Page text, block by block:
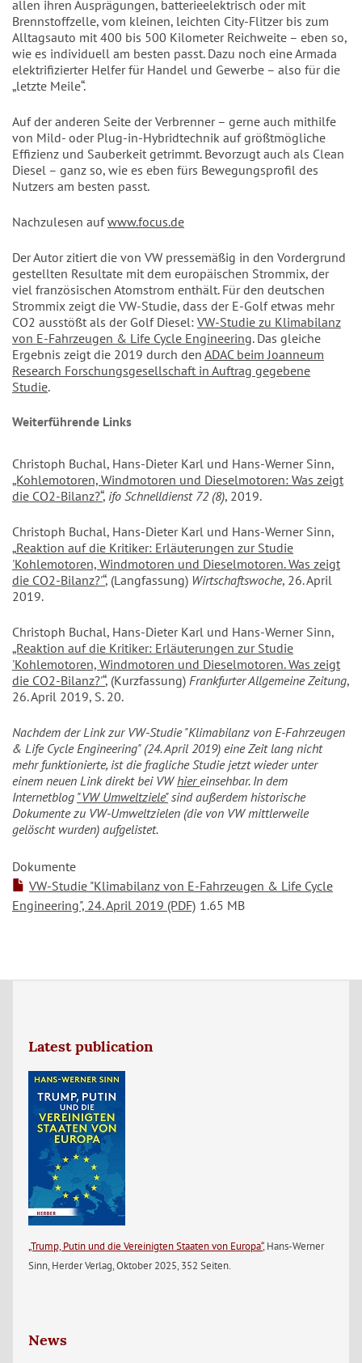
allen ihren Ausprägungen, batterieelektrisch oder mit
Brennstoffzelle, vom kleinen, leichten City-Flitzer bis zum
Alltagsauto mit 400 bis 500 Kilometer Reichweite – eben so,
wie es individuell am besten passt. Dazu noch eine Armada
elektrifizierter Helfer für Handel und Gewerbe – also für die
„letzte Meile“.
Auf der anderen Seite der Verbrenner – gerne auch mithilfe
von Mild- oder Plug-in-Hybridtechnik auf größtmögliche
Effizienz und Sauberkeit getrimmt. Bevorzugt auch als Clean
Diesel – ganz so, wie es eben fürs Bewegungsprofil des
Nutzers am besten passt.
Nachzulesen aufwww.focus.de
Der Autor zitiert die von VW pressemäßig in den Vordergrund
gestellten Resultate mit dem europäischen Strommix, der
viel französischen Atomstrom enthält. Für den deutschen
Strommix zeigt die VW-Studie, dass der E-Golf etwas mehr
CO2 ausstößt als der Golf Diesel: VW-Studie zu Klimabilanz
von E-Fahrzeugen & Life Cycle Engineering. Das gleiche
Ergebnis zeigt die 2019 durch den ADAC beim Joanneum
Research Forschungsgesellschaft in Auftrag gegebene
Studie.
Weiterführende Links
Christoph Buchal, Hans-Dieter Karl und Hans-Werner Sinn,
„Kohlemotoren, Windmotoren und Dieselmotoren: Was zeigt
die CO2-Bilanz?“, ifo Schnelldienst 72 (8), 2019.
Christoph Buchal, Hans-Dieter Karl und Hans-Werner Sinn,
„Reaktion auf die Kritiker: Erläuterungen zur Studie
'Kohlemotoren, Windmotoren und Dieselmotoren. Was zeigt
die CO2-Bilanz?'“, (Langfassung) Wirtschaftswoche, 26. April
2019.
Christoph Buchal, Hans-Dieter Karl und Hans-Werner Sinn,
„Reaktion auf die Kritiker: Erläuterungen zur Studie
'Kohlemotoren, Windmotoren und Dieselmotoren. Was zeigt
die CO2-Bilanz?'“, (Kurzfassung) Frankfurter Allgemeine Zeitung,
26. April 2019, S. 20.
Nachdem der Link zur VW-Studie "Klimabilanz von E-Fahrzeugen
& Life Cycle Engineering" (24. April 2019) eine Zeit lang nicht
mehr funktionierte, ist die fragliche Studie jetzt wieder unter
einem neuen Link direkt bei VWhiereinsehbar. In dem
Internetblog "VW Umweltziele"sind außerdem historische
Dokumente zu VW-Umweltzielen (die von VW mittlerweile
gelöscht wurden) aufgelistet.
Dokumente
VW-Studie "Klimabilanz von E-Fahrzeugen & Life Cycle
Engineering", 24. April 2019 (PDF) 1.65 MB
Latest publication
„Trump, Putin und die Vereinigten Staaten von Europa“, Hans-Werner
Sinn, Herder Verlag, Oktober 2025, 352 Seiten.
News